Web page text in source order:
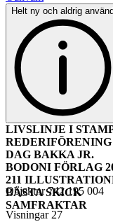
Helt ny och aldrig använd
LIVSLINJE I
REDERIFÖRENING
DAG BAKKA JR.
BODONI FÖRLAG
211
BÄSTA SKICK
SAMFRAKTAR
Objektnr 742 195 004
Visningar 27